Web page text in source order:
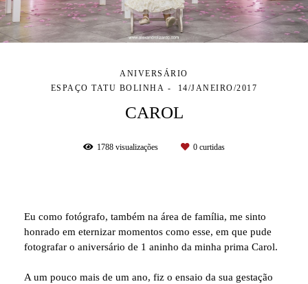
ANIVERSÁRIO
ESPAÇO TATU BOLINHA
14/JANEIRO/2017
CAROL
1788 visualizações 0 curtidas
Eu como fotógrafo, também na área de família, me sinto
honrado em eternizar momentos como esse, em que pude
fotografar o aniversário de 1 aninho da minha prima Carol.
A um pouco mais de um ano, fiz o ensaio da sua gestação